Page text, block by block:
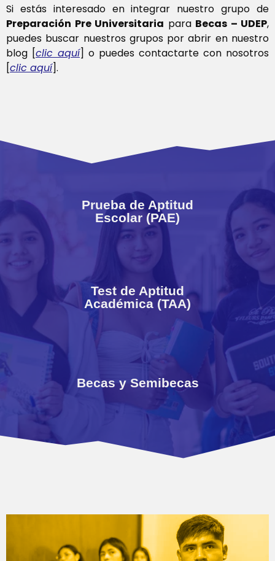
Si estás interesado en integrar nuestro grupo de
Preparación Pre Universitaria para Becas – UDEP,
puedes buscar nuestros grupos por abrir en nuestro
blog [clic aquí] o puedes contactarte con nosotros
[clic aquí].
Prueba de Aptitud
Escolar (PAE)
Escolar (PAE)
Ver más
Test de Aptitud
Académica (TAA)
Test de Aptitud
Académica (TAA)
Becas y Semibecas
Becas y Semibecas